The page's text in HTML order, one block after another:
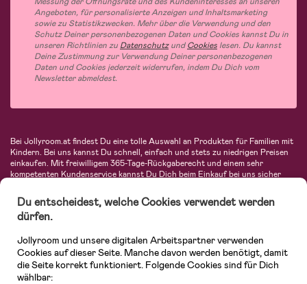
Angeboten, für personalisierte Anzeigen und Inhaltsmarketing
sowie zu Statistikzwecken. Mehr über die Verwendung und den
Schutz Deiner personenbezogenen Daten und Cookies kannst Du in
unseren Richtlinien zu DatenschutzundCookies lesen. Du kannst
Deine Zustimmung zur Verwendung Deiner personenbezogenen
Daten und Cookies jederzeit widerrufen, indem Du Dich vom
Newsletter abmeldest.
Bei Jollyroom.at findest Du eine tolle Auswahl an Produkten für Familien mit
Kindern. Bei uns kannst Du schnell, einfach und stets zu niedrigen Preisen
einkaufen. Mit freiwilligem 365-Tage-Rückgaberecht und einem sehr
kompetenten Kundenservice kannst Du Dich beim Einkauf bei uns sicher
Autositze, Kinder- und Babymode, Produkte für Mütter und eine Menge
fantastischer Einrichtungsgegenstände, Spielsachen, Babyprodukte und
vieles mehr. Wir haben Produkte von bekannten Herstellern wie Britax, Maxi-
Avent, Jack Wolfskin, Cybex, LEGO und vielen mehr. Schau Dich um in
unserem vielfältigen Onlineshop für Kinder & Babys. Willkommen!
Du entscheidest, welche Cookies verwendet werden
dürfen.
Jollyroom und unsere digitalen Arbeitspartner verwenden
Cookies auf dieser Seite. Manche davon werden benötigt, damit
die Seite korrekt funktioniert. Folgende Cookies sind für Dich
wählbar: